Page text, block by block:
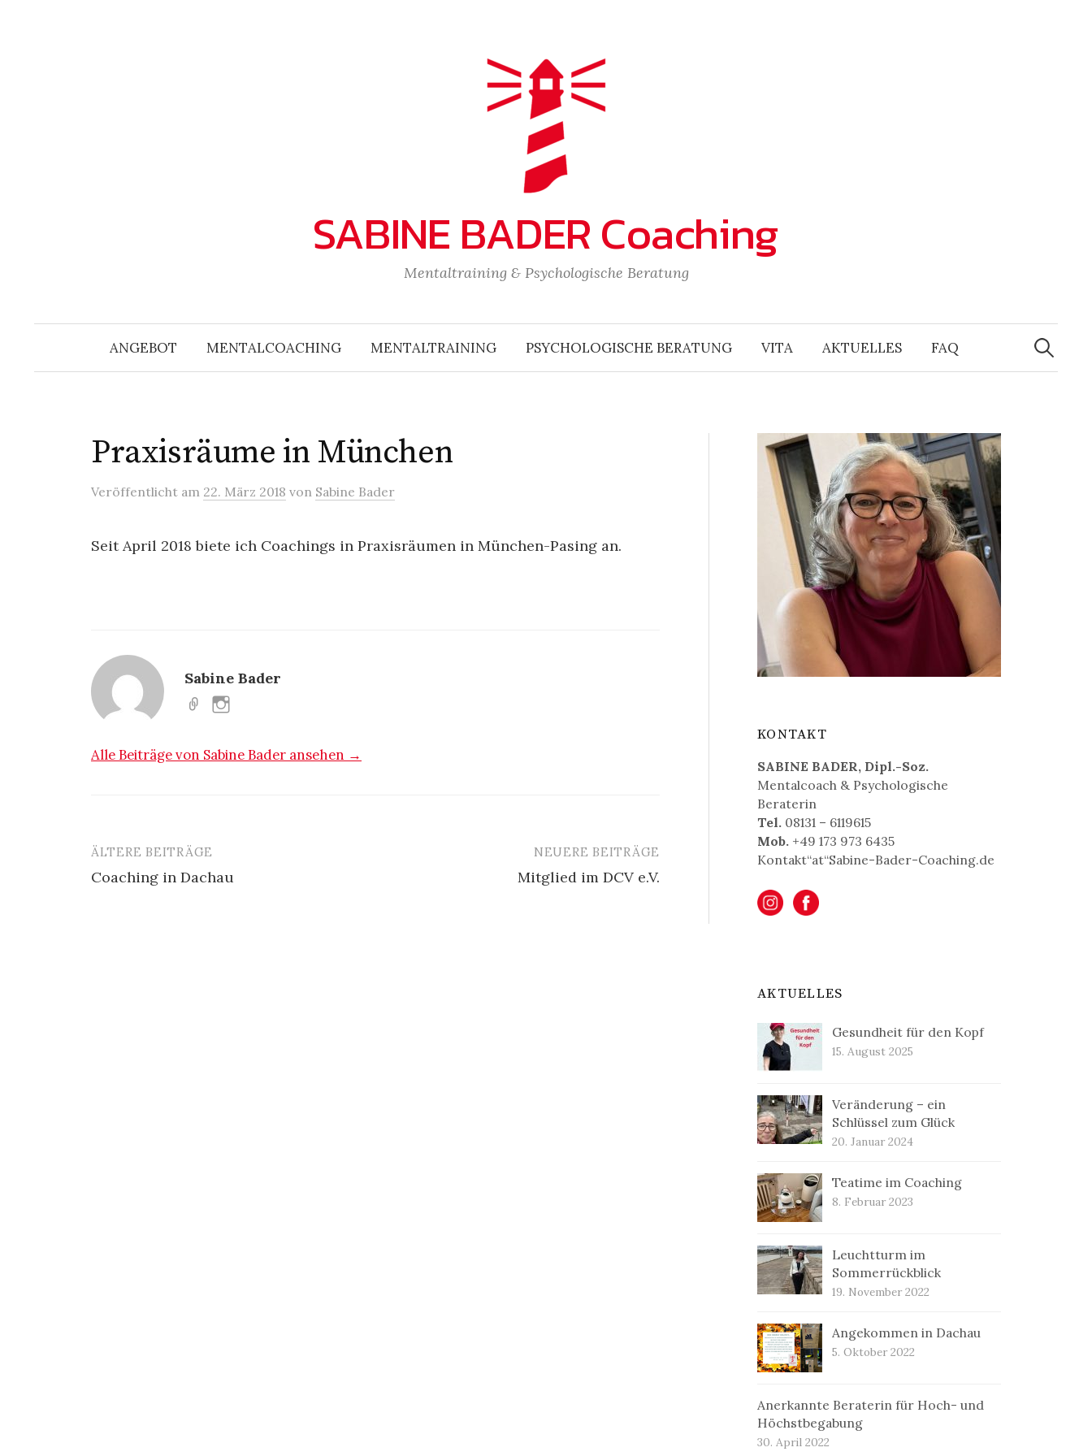
SABINE BADER Coaching
Mentaltraining & Psychologische Beratung
ANGEBOT MENTALCOACHING MENTALTRAINING PSYCHOLOGISCHE BERATUNG VITA AKTUELLES FAQ
Suchen
nach:
Praxisräume in München
Veröffentlicht am 22. März 2018 von Sabine Bader
Seit April 2018 biete ich Coachings in Praxisräumen in München-Pasing an.
Sabine Bader
Alle Beiträge von Sabine Bader ansehen →
Beitragsnavigation
ÄLTERE BEITRÄGE
Coaching in Dachau
NEUERE BEITRÄGE
Mitglied im DCV e.V.
KONTAKT
SABINE BADER, Dipl.-Soz.
Mentalcoach & Psychologische
Beraterin
Tel. 08131 – 6119615
Mob. +49 173 973 6435
Kontakt“at“Sabine-Bader-Coaching.de
AKTUELLES
Gesundheit für den Kopf
15. August 2025
Veränderung – ein
Schlüssel zum Glück
20. Januar 2024
Teatime im Coaching
8. Februar 2023
Leuchtturm im
Sommerrückblick
19. November 2022
Angekommen in Dachau
5. Oktober 2022
Anerkannte Beraterin für Hoch- und
Höchstbegabung
30. April 2022